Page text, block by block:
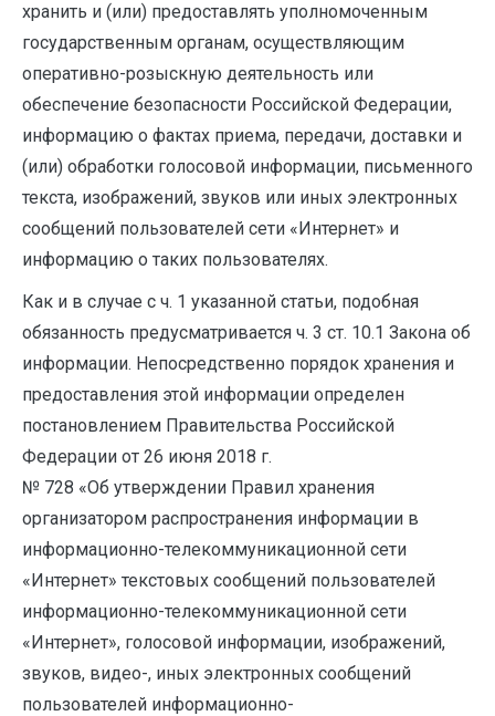
хранить и (или) предоставлять уполномоченным
государственным органам, осуществляющим
оперативно-розыскную деятельность или
обеспечение безопасности Российской Федерации,
информацию о фактах приема, передачи, доставки и
(или) обработки голосовой информации, письменного
текста, изображений, звуков или иных электронных
сообщений пользователей сети «Интернет» и
информацию о таких пользователях.
Как и в случае с ч. 1 указанной статьи, подобная
обязанность предусматривается ч. 3 ст. 10.1 Закона об
информации. Непосредственно порядок хранения и
предоставления этой информации определен
постановлением Правительства Российской
Федерации от 26 июня 2018 г.
№ 728 «Об утверждении Правил хранения
организатором распространения информации в
информационно-телекоммуникационной сети
«Интернет» текстовых сообщений пользователей
информационно-телекоммуникационной сети
«Интернет», голосовой информации, изображений,
звуков, видео-, иных электронных сообщений
пользователей информационно-